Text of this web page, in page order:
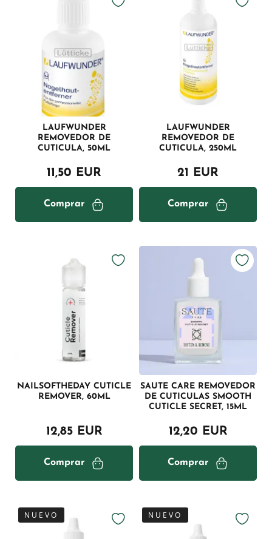
LAUFWUNDER
REMOVEDOR DE
CUTICULA, 50ML
11,50 EUR
Comprar
LAUFWUNDER
REMOVEDOR DE
CUTICULA, 250ML
21 EUR
Comprar
NAILSOFTHEDAY CUTICLE
REMOVER, 60ML
12,85 EUR
Comprar
SAUTE CARE REMOVEDOR
DE CUTICULAS SMOOTH
CUTICLE SECRET, 15ML
12,20 EUR
Comprar
NUEVO NUEVO